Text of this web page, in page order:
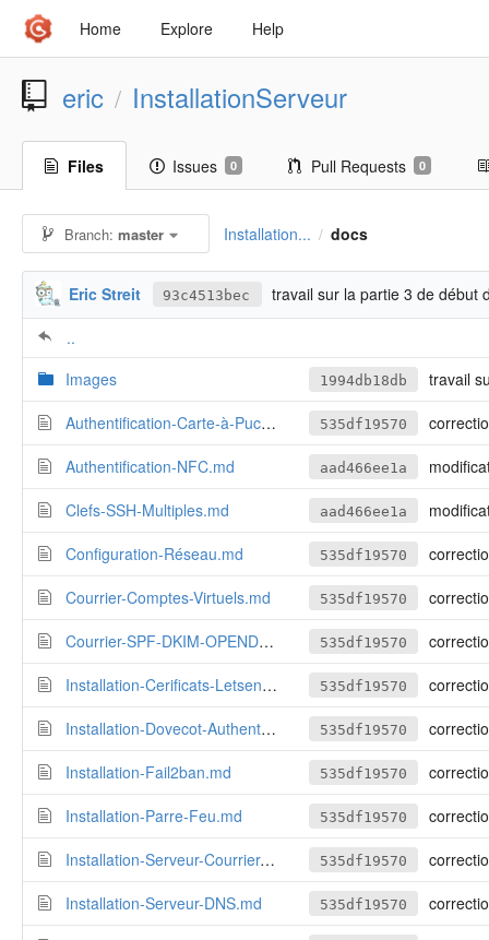
Home Explore Help
eric / InstallationServeur
Files Issues 0 Pull Requests 0
Branch:master Installation... / docs
Eric Streit 93c4513bec
travail sur la partie 3 de début
..
Images
1994db18db
travail
Authentification-Carte-à-Puce.md
535df19570
Authentification-NFC.md
aad466ee1a
modification
Clefs-SSH-Multiples.md
aad466ee1a
modification
Configuration-Réseau.md
535df19570
Courrier-Comptes-Virtuels.md
535df19570
Courrier-SPF-DKIM-OPENDMARC.md
535df19570
Installation-Cerificats-Letsencrypt.md
535df19570
Installation-Dovecot-Authentification.md
535df19570
Installation-Fail2ban.md
535df19570
Installation-Parre-Feu.md
535df19570
Installation-Serveur-Courrier-Basique.md
535df19570
Installation-Serveur-DNS.md
535df19570